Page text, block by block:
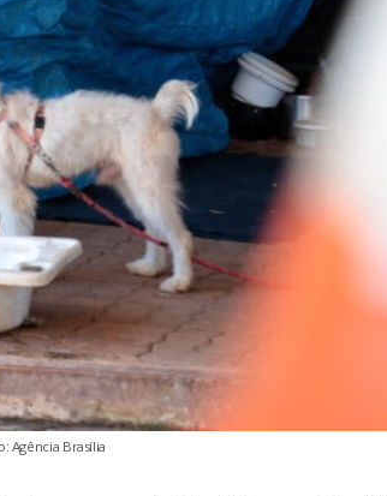
Agência Brasília